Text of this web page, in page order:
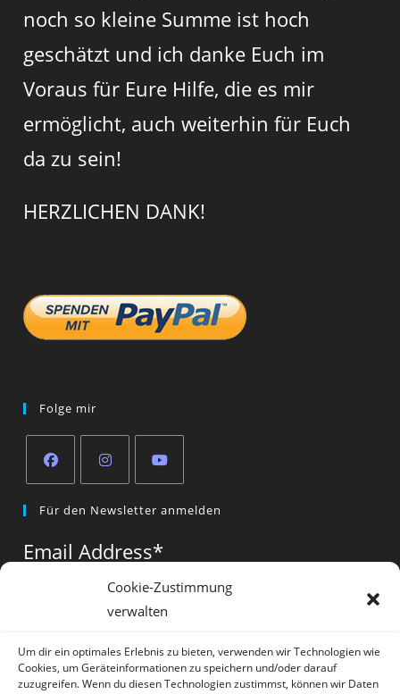
Cookie-Zustimmung
verwalten
Um dir ein optimales Erlebnis zu bieten, verwenden wir Technologien wie
Cookies, um Geräteinformationen zu speichern und/oder darauf
zuzugreifen. Wenn du diesen Technologien zustimmst, können wir Daten
noch so kleine Summe ist hoch
geschätzt und ich danke Euch im
Voraus für Eure Hilfe, die es mir
ermöglicht, auch weiterhin für Euch
da zu sein!
HERZLICHEN DANK!
Folge mir
in
new
in
new
in
new
tab
Für den Newsletter anmelden
Email Address*
Vorname*